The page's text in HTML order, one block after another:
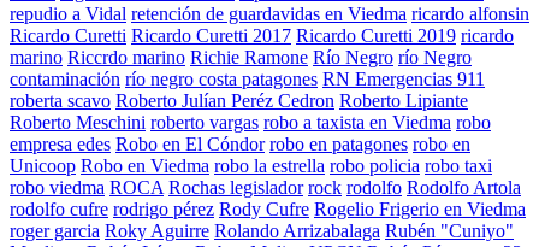
repudio a Vidal retención de guardavidas en Viedma ricardo alfonsin
Ricardo Curetti Ricardo Curetti 2017 Ricardo Curetti 2019 ricardo
marino Riccrdo marino Richie Ramone Río Negro río Negro
contaminación río negro costa patagones RN Emergencias 911
roberta scavo Roberto Julían Peréz Cedron Roberto Lipiante
Roberto Meschini roberto vargas robo a taxista en Viedma robo
empresa edes Robo en El Cóndor robo en patagones robo en
Unicoop Robo en Viedma robo la estrella robo policia robo taxi
robo viedma ROCA Rochas legislador rock rodolfo Rodolfo Artola
rodolfo cufre rodrigo pérez Rody Cufre Rogelio Frigerio en Viedma
roger garcia Roky Aguirre Rolando Arrizabalaga Rubén "Cuniyo"